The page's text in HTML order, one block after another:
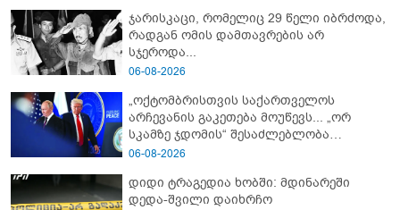
ჯარისკაცი, რომელიც 29 წელი იბრძოდა,
რადგან ომის დამთავრების არ
სჯეროდა...
06-08-2026
„ოქტომბრისთვის საქართველოს
არჩევანის გაკეთება მოუწევს... „ორ
სკამზე ჯდომის“ შესაძლებლობა
შეიძლება დასრულდეს“ - მირიან
06-08-2026
დიდი ტრაგედია ხობში: მდინარეში
დედა-შვილი დაიხრჩო